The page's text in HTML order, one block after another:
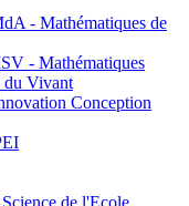
- Mathématiques de
- Mathématiques
du Vivant
Conception
de l'Ecole